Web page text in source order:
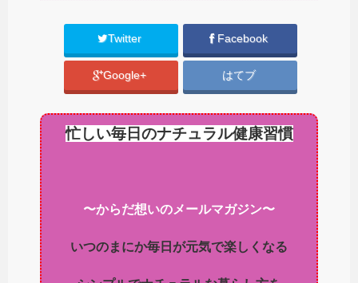
Twitter Facebook
Google+ はてブ
忙しい毎日のナチュラル健康習慣
〜からだ想いのメールマガジン〜
いつのまにか毎日が元気で楽しくなる